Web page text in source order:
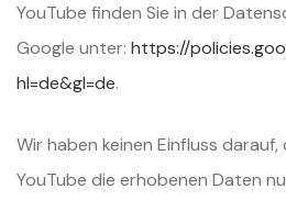
YouTube finden Sie in der
Google unter: https://
hl=de&gl=de.
Wir haben keinen Einfluss
YouTube die erhobenen Daten